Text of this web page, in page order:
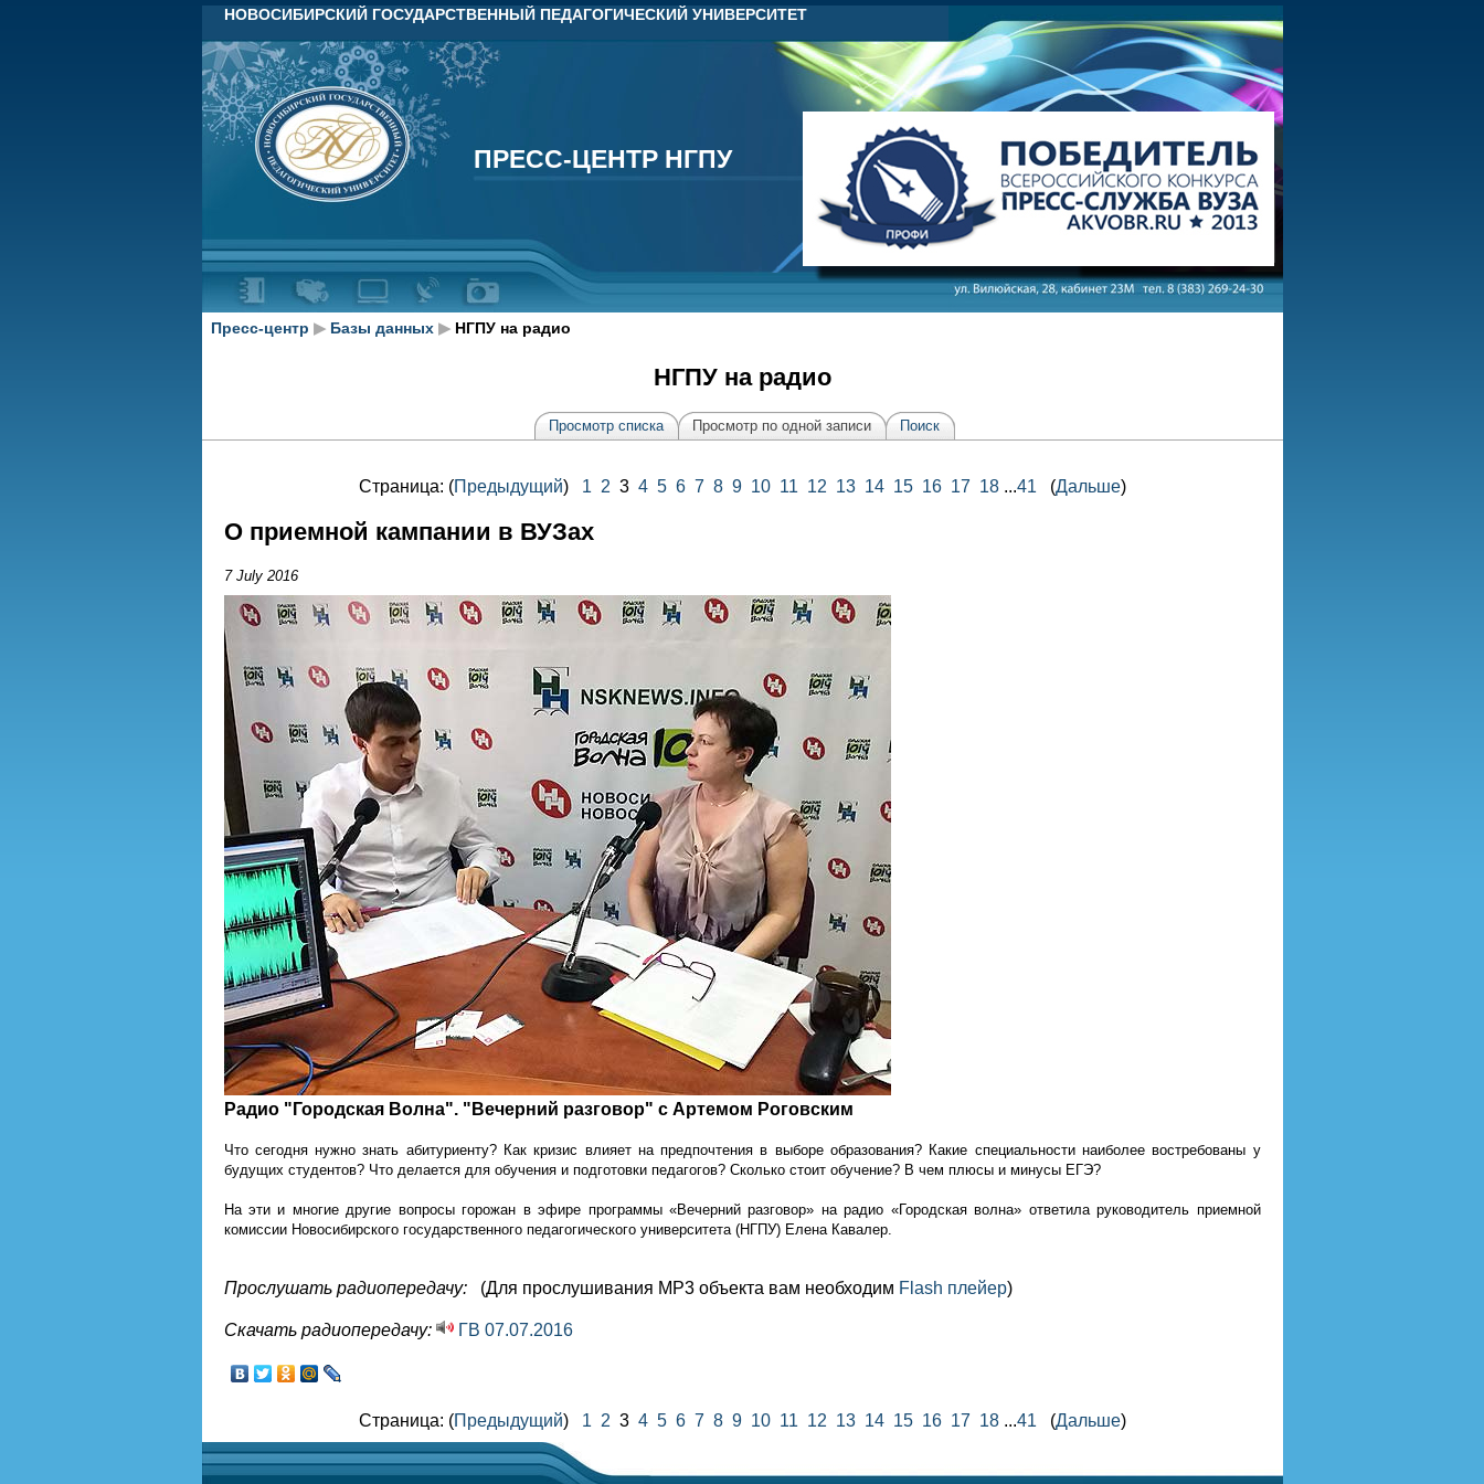
НОВОСИБИРСКИЙ ГОСУДАРСТВЕННЫЙ ПЕДАГОГИЧЕСКИЙ УНИВЕРСИТЕТ
ПРЕСС-ЦЕНТР НГПУ
ПРЕСС-ЦЕНТР НГПУ
Пресс-центр ▶ Базы данных ▶НГПУ на радио
НГПУ на радио
Просмотр списка Просмотр по одной записи Поиск
Страница: (Предыдущий) 1 2 3 4 5 6 7 8 9 10 11 12 13 14 15 16 17 18...41(Дальше)
О приемной кампании в ВУЗах
7 July 2016
Радио "Городская Волна". "Вечерний разговор" с Артемом Роговским
Что сегодня нужно знать абитуриенту? Как кризис влияет на предпочтения в выборе образования? Какие специальности наиболее востребованы у
будущих студентов? Что делается для обучения и подготовки педагогов? Сколько стоит обучение? В чем плюсы и минусы ЕГЭ?
На эти и многие другие вопросы горожан в эфире программы «Вечерний разговор» на радио «Городская волна» ответила руководитель приемной
комиссии Новосибирского государственного педагогического университета (НГПУ) Елена Кавалер.
Прослушать радиопередачу: (Для прослушивания MP3 объекта вам необходим Flash плейер)
Скачать радиопередачу: ГВ 07.07.2016
Страница: (Предыдущий) 1 2 3 4 5 6 7 8 9 10 11 12 13 14 15 16 17 18...41 (Дальше)